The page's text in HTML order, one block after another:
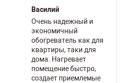
Василий
Очень надежный и
экономичный
обогреватель как для
квартиры, таки для
дома. Нагревает
помещение быстро,
создает приемлемые